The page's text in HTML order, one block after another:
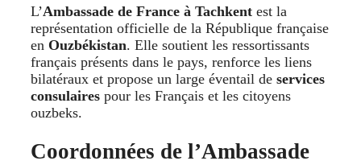
L’Ambassade de France à Tachkent est la
représentation officielle de la République française
en Ouzbékistan. Elle soutient les ressortissants
français présents dans le pays, renforce les liens
bilatéraux et propose un large éventail de services
consulaires pour les Français et les citoyens
ouzbeks.
Coordonnées de l’Ambassade